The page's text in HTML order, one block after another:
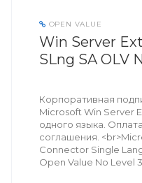
OPEN VALUE
Win Server
SLng SA OLV
Корпоративная
Microsoft Win Server
одного языка.
соглашения.
Connector Single
Open Value No Level